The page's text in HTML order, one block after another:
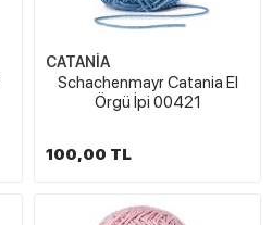
CATANİA
Schachenmayr Catania El
Örgü İpi 00421
100,00 TL